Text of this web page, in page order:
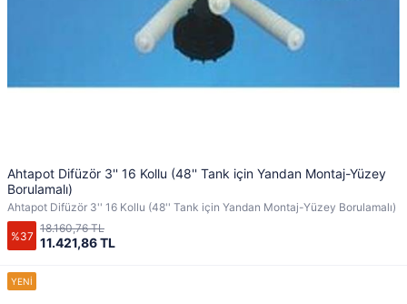
Ahtapot Difüzör 3'' 16 Kollu (48'' Tank için Yandan Montaj-Yüzey
Borulamalı)
Ahtapot Difüzör 3'' 16 Kollu (48'' Tank için Yandan Montaj-Yüzey Borulamalı)
%37 11.421,86 TL
18.160,76 TL